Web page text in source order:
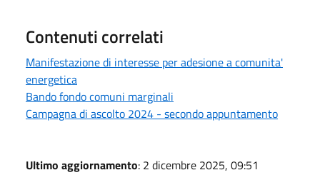
Contenuti correlati
Manifestazione di interesse per adesione a comunita'
energetica
Bando fondo comuni marginali
Campagna di ascolto 2024 - secondo appuntamento
Ultimo aggiornamento: 2 dicembre 2025, 09:51